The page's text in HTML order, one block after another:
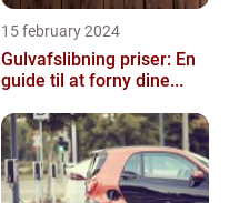
15 february 2024
Gulvafslibning priser: En
guide til at forny dine...